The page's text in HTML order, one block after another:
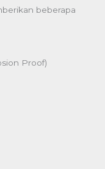
beberapa
Proof)